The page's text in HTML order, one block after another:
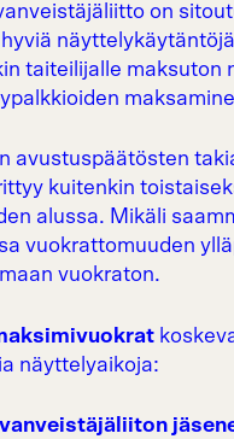
on
taiteilijalle maksuton
avustuspäätösten
kuitenkin
alussa. Mikäli
vuokrattomuuden
vuokraton.
näyttelyaikoja: